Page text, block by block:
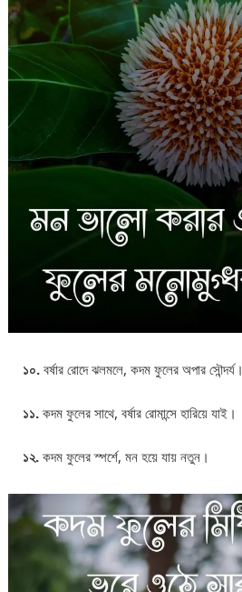
১০. বর্ষার রোদে ঝলমলে, কদম ফুলের অপার সৌন্দর্য।
১১. কদম ফুলের সাথে, বর্ষার রোমান্সে হারিয়ে যাই।
১২. কদম ফুলের স্পর্শে, মন হয়ে যায় নতুন।